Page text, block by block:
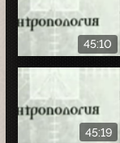
45:10
45:19